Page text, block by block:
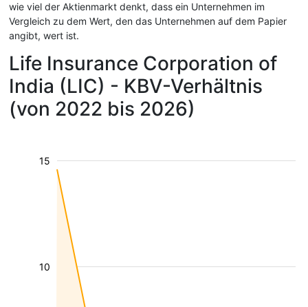
wie viel der Aktienmarkt denkt, dass ein Unternehmen im
Vergleich zu dem Wert, den das Unternehmen auf dem Papier
angibt, wert ist.
Life Insurance Corporation of
India (LIC) - KBV-Verhältnis
(von 2022 bis 2026)
10
15